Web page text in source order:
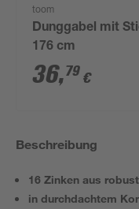
toom
Dunggabel mit
176 cm
36,79 €
Beschreibung
16 Zinken aus
in durchdachtem